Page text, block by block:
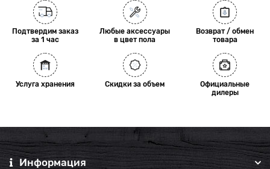
Подтвердим заказ
за 1 час
Любые аксессуары
в цвет пола
Возврат / обмен
товара
Услуга хранения Скидки за объем
Официальные
дилеры
Информация